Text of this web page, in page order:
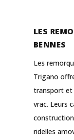
LES
BENNES
Les
Trigano
transport et
vrac. Leurs
ridelles